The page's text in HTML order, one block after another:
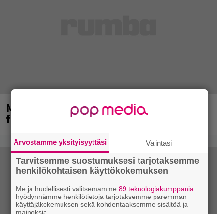
Mainioita uutisia Remu Aaltosen
faneille
Arvostamme yksityisyyttäsi Valintasi
Tarvitsemme suostumuksesi tarjotaksemme
henkilökohtaisen käyttökokemuksen
Me ja huolellisesti valitsemamme 89 teknologiakumppania
hyödynnämme henkilötietoja tarjotaksemme paremman
käyttäjäkokemuksen sekä kohdentaaksemme sisältöä ja
mainoksia.